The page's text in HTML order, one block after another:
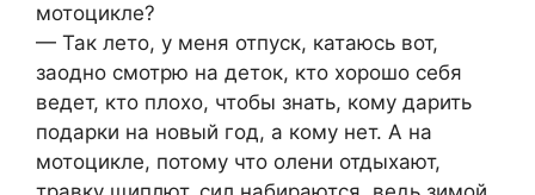
мотоцикле?
— Так лето, у меня отпуск, катаюсь вот,
заодно смотрю на деток, кто хорошо себя
ведет, кто плохо, чтобы знать, кому дарить
подарки на новый год, а кому нет. А на
мотоцикле, потому что олени отдыхают,